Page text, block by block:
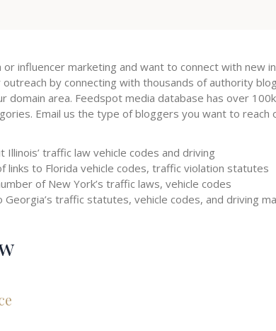
influencer marketing and want to connect with new
by connecting with thousands of authority
domain area. Feedspot media database has over
Email us the type of bloggers you want to reach
Illinois’ traffic law vehicle codes and driving
links to Florida vehicle codes, traffic violation statutes
of New York’s traffic laws, vehicle codes
Georgia’s traffic statutes, vehicle codes, and driving